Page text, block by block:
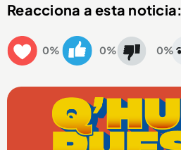
Reacciona a esta noticia:
0% 0% 0%